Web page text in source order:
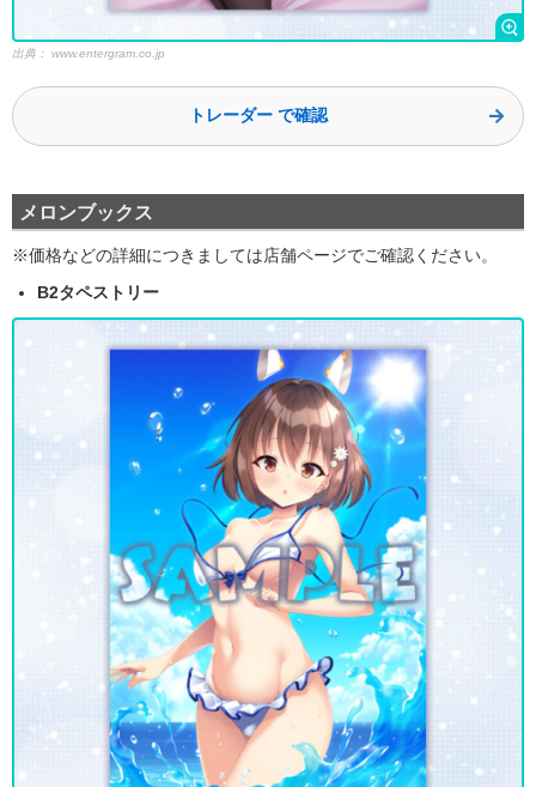
出典： www.entergram.co.jp
トレーダー で確認
メロンブックス
※価格などの詳細につきましては店舗ページでご確認ください。
B2タペストリー